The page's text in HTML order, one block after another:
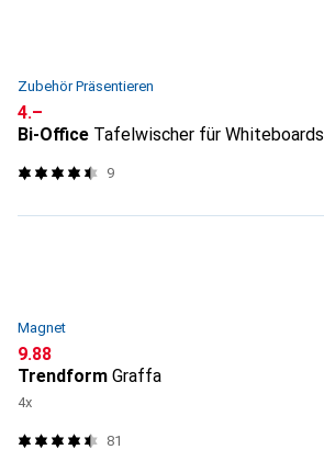
Zubehör Präsentieren
CHF
4.–
Bi-Office Tafelwischer für Whiteboards
9
Magnet
CHF
9.88
Trendform Graffa
4x
81